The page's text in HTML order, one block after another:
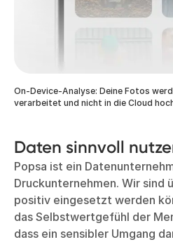
On-Device-Analyse: Deine Fotos
verarbeitet und nicht in die Cloud
Daten sinnvoll
Popsa ist ein
Druckunternehmen. Wir sind
positiv eingesetzt werden
das Selbstwertgefühl der
dass ein sensibler Umgang